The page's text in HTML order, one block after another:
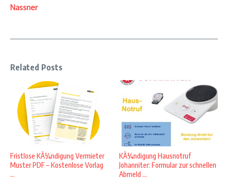
Nassner
Related Posts
Fristlose KÃ¼ndigung Vermieter
Muster PDF – Kostenlose Vorlag
...
KÃ¼ndigung Hausnotruf
Johanniter: Formular zur schnellen
Abmeld ...